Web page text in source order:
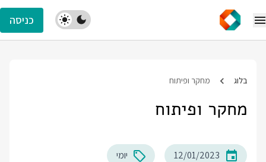
כניסה
בלוג מחקר ופיתוח
מחקר ופיתוח
12/01/2023
יומי